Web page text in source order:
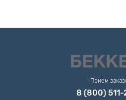
Прием
8 (800) 511-